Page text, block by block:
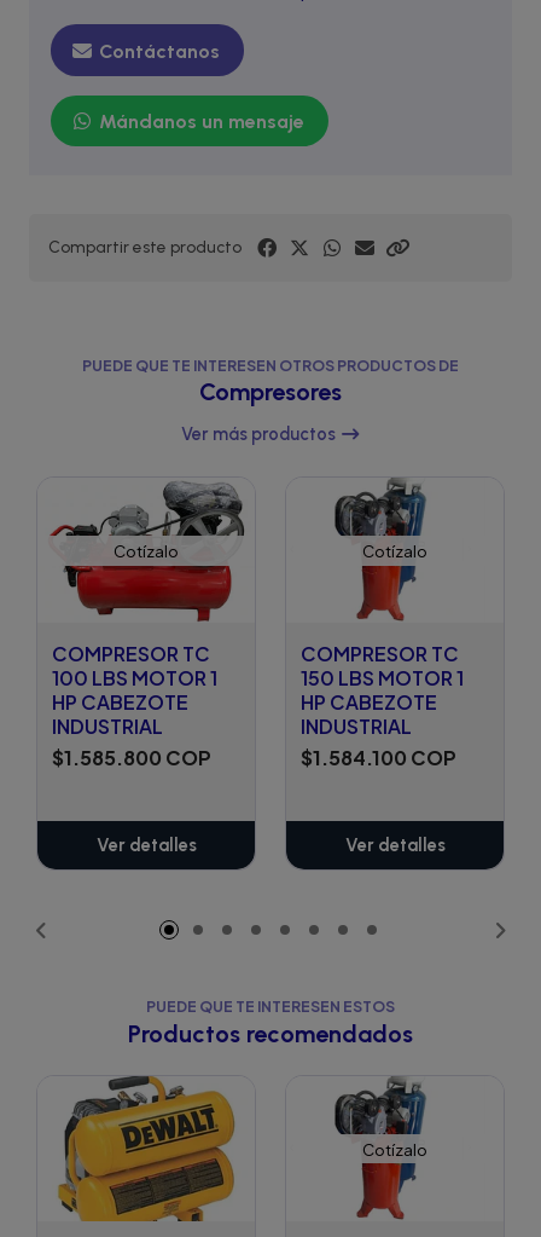
Contáctanos
Mándanos un mensaje
Compartir este producto
PUEDE QUE TE INTERESEN OTROS PRODUCTOS DE
Compresores
Ver más productos
Cotízalo
COMPRESOR TC
100 LBS MOTOR 1
HP CABEZOTE
INDUSTRIAL
$1.585.800 COP
Ver detalles
Cotízalo
COMPRESOR TC
150 LBS MOTOR 1
HP CABEZOTE
INDUSTRIAL
$1.584.100 COP
Ver detalles
PUEDE QUE TE INTERESEN ESTOS
Productos recomendados
Cotízalo